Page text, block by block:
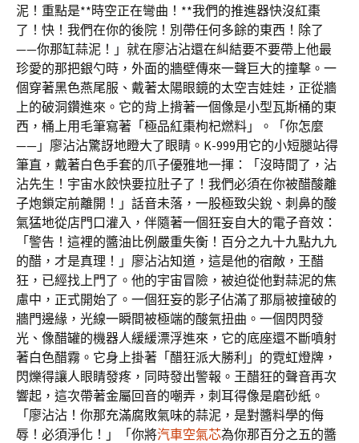
泥！重點是**時空正在彎曲！**我們的推進器快沒紅棗
了！快！我們在你的後院！別帶任何多餘的東西！除了
——你那缸蒜泥！」就在廖沾沾還在糾結要不要帶上他最
珍愛的那把銀勺時，外面的牆壁傳來一聲巨大的撞擊。一
個穿著黑色燕尾服、戴著太陽眼鏡的太空吉娃娃，正從牆
上的破洞鑽進來。它的背上揹著一個像是小型瓦斯桶的東
西，桶上用毛筆寫著「極品紅棗枸杞燃料」。「你怎麼
——」廖沾沾驚訝地瞪大了眼睛。K-999用它的小短腿站得
筆直，戴著白色手套的爪子優雅地一揮：「沒時間了，沾
沾先生！宇宙水餃快要拉肚子了！我們必須在你被醋酸離
子炮鎖定前離開！」話音未落，一股極致尖銳、刺鼻的酸
氣猛地從店門口灌入，伴隨著一個狂妄自大的電子音效：
「警告！這裡的醬油比例嚴重失衡！百分之九十九點九九
的醋，才是真理！」廖沾沾知道，這是他的宿敵，王醋
狂，已經找上門了。他的宇宙冒險，被迫從他對蒜泥的焦
慮中，正式開始了。一個狂妄的影子佔滿了那扇被撞破的
牆門邊緣，光線一瞬間被極端的酸氣扭曲。一個閃閃發
光、像醋罐的機器人緩緩漂浮進來，它的底座還不斷噴射
著白色醋霧。它身上掛著「醋狂派大勝利」的霓虹燈牌，
閃爍得讓人眼睛發疼，同時發出警報。王醋狂的聲音再次
響起，這次帶著金屬回音的嘲弄，刺耳得像是磨砂紙。
「廖沾沾！你那充滿腐敗氣味的蒜泥，是對醬料學的侮
辱！必須淨化！」「你將汽車空氣芯為你那百分之五的醬